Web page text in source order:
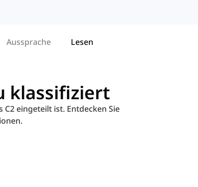
Aussprache Lesen
klassifiziert
C2 eingeteilt ist. Entdecken Sie